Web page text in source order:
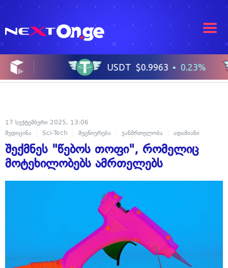
17 სექტემბერი 2025, 13:06
მედიცინა
Sci-Tech მეცნიერება ჯანმრთელობა ადამიანი
შექმნეს "წებოს თოფი", რომელიც
მოტეხილობებს ამრთელებს